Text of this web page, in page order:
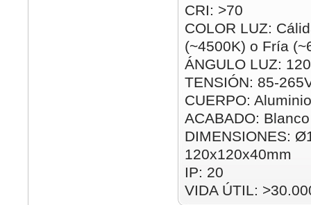
CRI: >70
COLOR LUZ:
(~4500K) o Fría
ÁNGULO LUZ:
TENSIÓN: 85-
CUERPO: Aluminio
ACABADO: Blanco
DIMENSIONES:
120x120x40mm
IP: 20
VIDA ÚTIL: